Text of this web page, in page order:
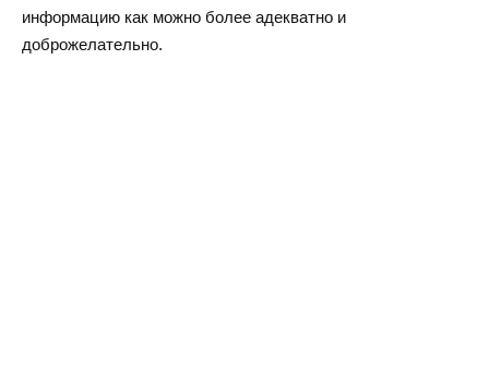
информацию как можно более адекватно и
доброжелательно.